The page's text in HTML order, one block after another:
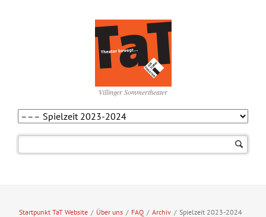
Villinger Sommertheater
Startpunkt TaT Website / Über uns / FAQ / Archiv / Spielzeit 2023-2024